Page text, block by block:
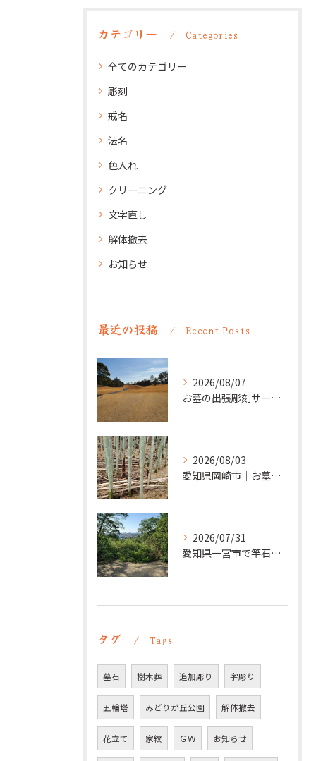
カテゴリー Categories
全てのカテゴリー
彫刻
戒名
法名
色入れ
クリーニング
文字直し
解体撤去
お知らせ
最近の投稿 Recent Posts
2026/08/07
お墓の出張彫刻サービス【彫刻本舗】愛知県清須市
2026/08/03
愛知県岡崎市｜お墓の追加彫り施工例 ｜彫刻本舗
2026/07/31
愛知県一宮市で竿石への追加彫刻｜彫刻本舗
タグ Tags
墓石 樹木葬 追加彫り 字彫り
五輪塔 みどりが丘公園 解体撤去
花立て 家紋 ＧＷ お知らせ